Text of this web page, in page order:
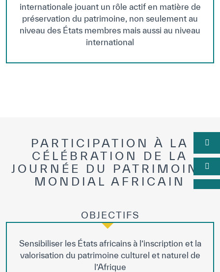
internationale jouant un rôle actif en matière de
préservation du patrimoine, non seulement au
niveau des États membres mais aussi au niveau
international
PARTICIPATION À LA
CÉLÉBRATION DE LA
JOURNÉE DU PATRIMOINE
MONDIAL AFRICAIN
OBJECTIFS
Sensibiliser les États africains à l’inscription et la
valorisation du patrimoine culturel et naturel de
l’Afrique